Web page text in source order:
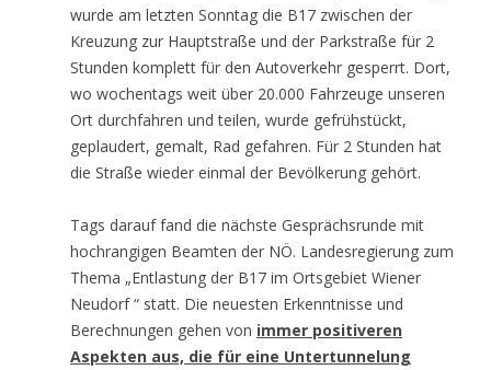
wurde am letzten Sonntag die B17 zwischen der
Kreuzung zur Hauptstraße und der Parkstraße für 2
Stunden komplett für den Autoverkehr gesperrt. Dort,
wo wochentags weit über 20.000 Fahrzeuge unseren
Ort durchfahren und teilen, wurde gefrühstückt,
geplaudert, gemalt, Rad gefahren. Für 2 Stunden hat
die Straße wieder einmal der Bevölkerung gehört.
Tags darauf fand die nächste Gesprächsrunde mit
hochrangigen Beamten der NÖ. Landesregierung zum
Thema „Entlastung der B17 im Ortsgebiet Wiener
Neudorf “ statt. Die neuesten Erkenntnisse und
Berechnungen gehen von immer positiveren
Aspekten aus, die für eine Untertunnelung